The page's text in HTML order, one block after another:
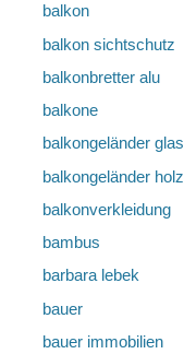
balkon
balkon sichtschutz
balkonbretter alu
balkone
balkongeländer glas
balkongeländer holz
balkonverkleidung
bambus
barbara lebek
bauer
bauer immobilien